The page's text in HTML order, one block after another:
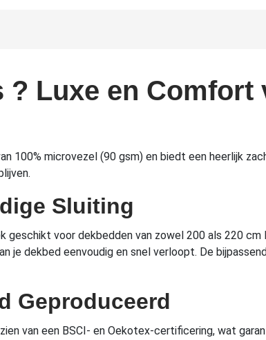
Luxe en Comfort
100% microvezel (90 gsm) en biedt een heerlijk
Sluiting
voor dekbedden van zowel 200 als 220
je dekbed eenvoudig en snel verloopt. De
Geproduceerd
van een BSCI- en Oekotex-certificering, wat